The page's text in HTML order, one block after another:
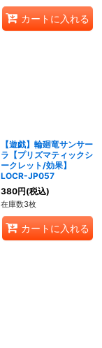
カートに入れる
【遊戯】輪廻竜サンサー
ラ【プリズマティックシ
ークレット/効果】
LOCR-JP057
380円(税込)
在庫数3枚
カートに入れる